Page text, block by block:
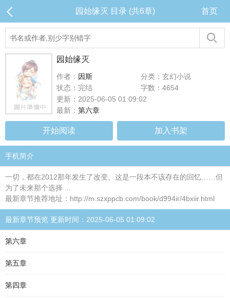
园始缘灭 目录 (共6章) 首页
园始缘灭
作者： 因斯
分类：玄幻小说
状态：完结
字数：4654
更新：2025-06-05 01:09:02
最新： 第六章
开始阅读 加入书架
手机简介
一切，都在2012那年发生了改变。这是一段本不该存在的回忆……但
为了未来那个选择 ...
最新章节推荐地址：http://m.szxppcb.com/book/d994ir/4bxiir.html
最新章节预览 更新时间：2025-06-05 01:09:02
第六章
第五章
第四章